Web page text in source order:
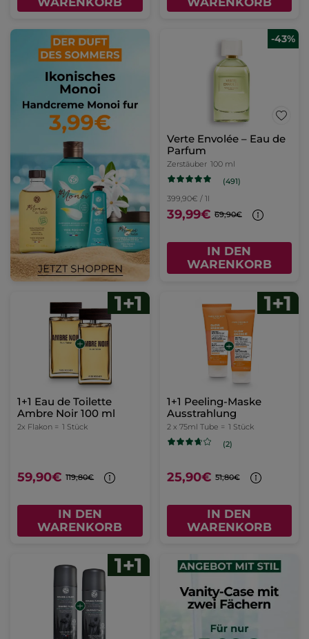
-43%
Verte Envolée – Eau de
Parfum
Zerstäuber 100 ml
(491)
399,90€ / 1l
39,99€ 69,90€
IN DEN
WARENKORB
1+1 Eau de Toilette
Ambre Noir 100 ml
2x Flakon = 1 Stück
59,90€ 119,80€
IN DEN
WARENKORB
1+1 Peeling-Maske
Ausstrahlung
2 x 75ml Tube = 1 Stück
(2)
25,90€ 51,80€
IN DEN
WARENKORB